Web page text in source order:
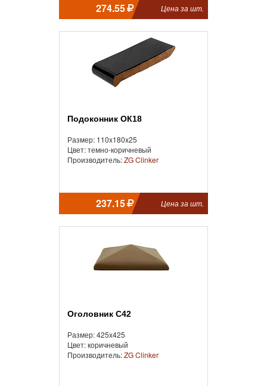
274.55 Цена за шт.
Подоконник ОК18
Размер: 110x180x25
Цвет: темно-коричневый
Производитель:ZG Clinker
237.15 Цена за шт.
Оголовник C42
Размер: 425x425
Цвет: коричневый
Производитель:ZG Clinker